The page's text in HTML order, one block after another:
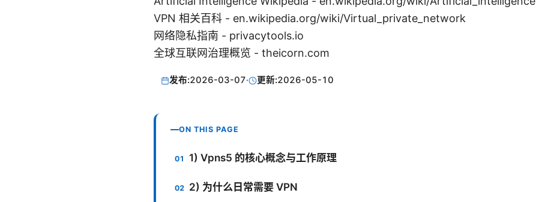
VPN 相关百科 - en.wikipedia.org/wiki/Virtual_private_network
网络隐私指南 - privacytools.io
全球互联网治理概览 - theicorn.com
发布:2026-03-07· 更新:2026-05-10
ON THIS PAGE
1) Vpns5 的核心概念与工作原理
2) 为什么日常需要 VPN